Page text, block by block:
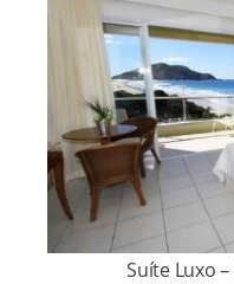
Suíte Luxo